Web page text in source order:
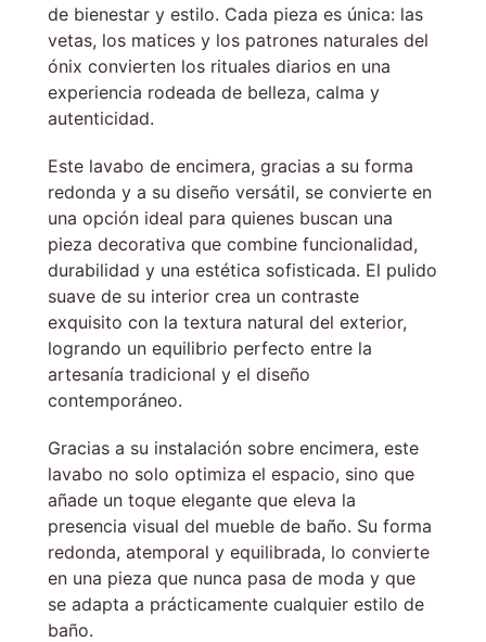
de bienestar y estilo. Cada pieza es única: las
vetas, los matices y los patrones naturales del
ónix convierten los rituales diarios en una
experiencia rodeada de belleza, calma y
autenticidad.
Este lavabo de encimera, gracias a su forma
redonda y a su diseño versátil, se convierte en
una opción ideal para quienes buscan una
pieza decorativa que combine funcionalidad,
durabilidad y una estética sofisticada. El pulido
suave de su interior crea un contraste
exquisito con la textura natural del exterior,
logrando un equilibrio perfecto entre la
artesanía tradicional y el diseño
contemporáneo.
Gracias a su instalación sobre encimera, este
lavabo no solo optimiza el espacio, sino que
añade un toque elegante que eleva la
presencia visual del mueble de baño. Su forma
redonda, atemporal y equilibrada, lo convierte
en una pieza que nunca pasa de moda y que
se adapta a prácticamente cualquier estilo de
baño.